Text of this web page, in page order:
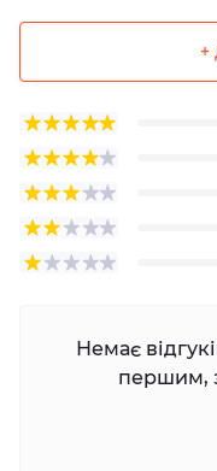
+
Немає
першим,